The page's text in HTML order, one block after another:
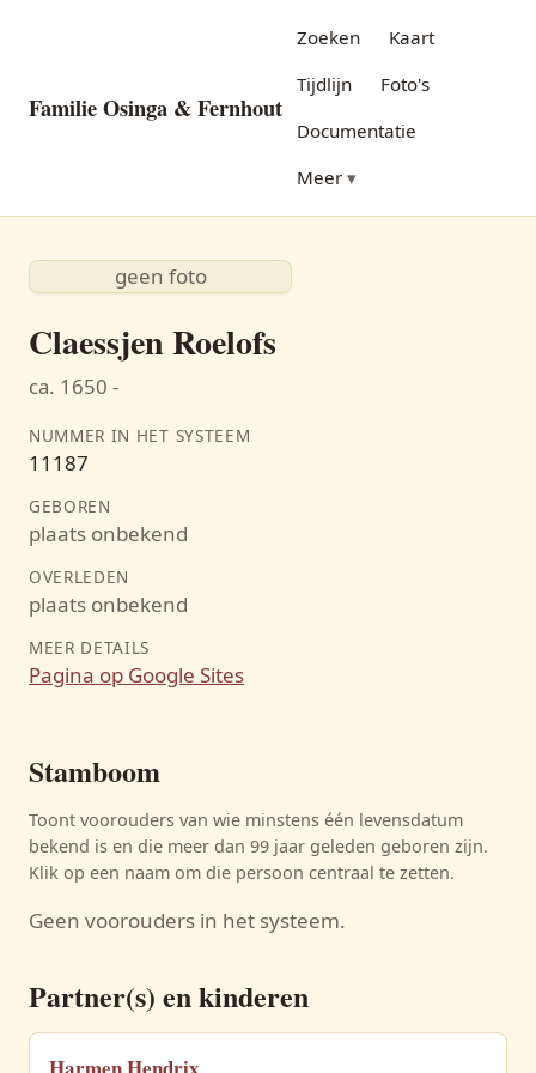
Familie Osinga & Fernhout
Zoeken
Kaart
Tijdlijn
Foto's
Documentatie
Meer
geen foto
Claessjen Roelofs
ca. 1650 -
NUMMER IN HET SYSTEEM
11187
GEBOREN
plaats onbekend
OVERLEDEN
plaats onbekend
MEER DETAILS
Pagina op Google Sites
Stamboom
Toont voorouders van wie minstens één levensdatum
bekend is en die meer dan 99 jaar geleden geboren zijn.
Klik op een naam om die persoon centraal te zetten.
Geen voorouders in het systeem.
Partner(s) en kinderen